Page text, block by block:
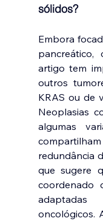
sólidos?
Embora
artigo tem
outros
KRAS ou de
Neoplasias
algumas
redundância
que sugere
coordenado
oncológicos.